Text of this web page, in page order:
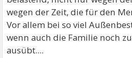
wegen der Zeit, die für den
Vor allem bei so viel
wenn auch die Familie noch
ausübt....